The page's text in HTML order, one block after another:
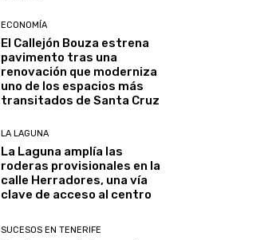
ECONOMÍA
El Callejón Bouza estrena
pavimento tras una
renovación que moderniza
uno de los espacios más
transitados de Santa Cruz
LA LAGUNA
La Laguna amplía las
roderas provisionales en la
calle Herradores, una vía
clave de acceso al centro
SUCESOS EN TENERIFE